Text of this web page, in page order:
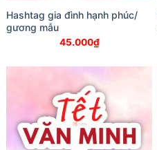
Hashtag gia đình hạnh phúc/
gương mẫu
45.000₫